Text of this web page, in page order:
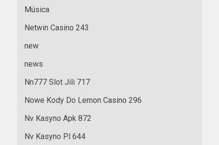
Música
Netwin Casino 243
new
news
Nn777 Slot Jili 717
Nowe Kody Do Lemon Casino 296
Nv Kasyno Apk 872
Nv Kasyno Pl 644